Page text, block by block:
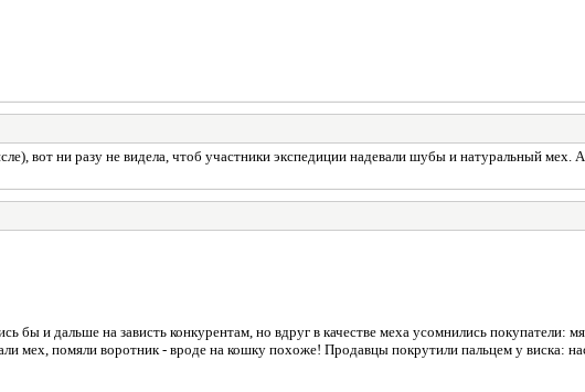
вот ни разу не видела, чтоб участники экспедиции надевали шубы и натуральный мех.
и дальше на зависть конкурентам, но вдруг в качестве меха усомнились покупатели:
мех, помяли воротник - вроде на кошку похоже! Продавцы покрутили пальцем у виска: